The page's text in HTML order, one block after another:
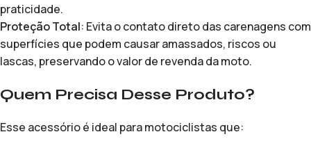
praticidade.
Proteção Total: Evita o contato direto das carenagens com
superfícies que podem causar amassados, riscos ou
lascas, preservando o valor de revenda da moto.
Quem Precisa Desse Produto?
Esse acessório é ideal para motociclistas que: